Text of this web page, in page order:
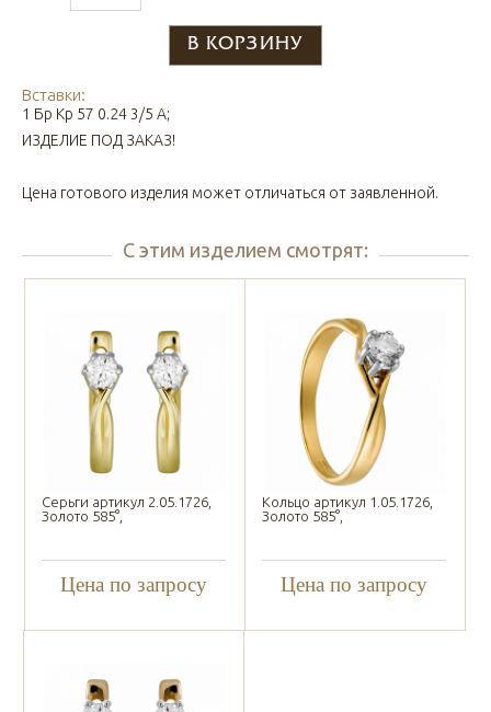
Вставки:
1 Бр Кр 57 0.24 3/5 А;
ИЗДЕЛИЕ ПОД ЗАКАЗ!
Цена готового изделия может отличаться от заявленной.
С этим изделием смотрят:
Серьги артикул 2.05.1726,
Золото 585°,
Цена по запросу
Кольцо артикул 1.05.1726,
Золото 585°,
Цена по запросу